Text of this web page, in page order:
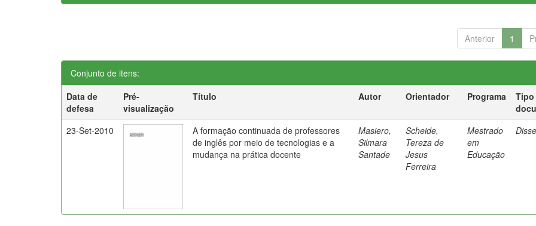
Anterior 1
Conjunto de itens:
Data de
defesa
Pré-
visualização
Título Autor Orientador Programa
Tipo
23-Set-2010
A formação continuada de professores
de inglês por meio de tecnologias e a
mudança na prática docente
Masiero,
Silmara
Santade
Scheide,
Tereza de
Jesus
Ferreira
Mestrado
em
Educação